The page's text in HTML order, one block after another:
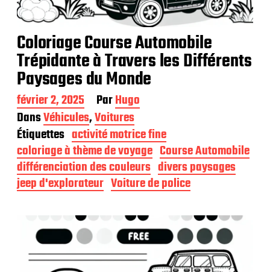
Coloriage Course Automobile
Trépidante à Travers les Différents
Paysages du Monde
D
a
t
e
d
e
p
u
b
février 2, 2025 ParHugo
DansVéhicules,Voitures
Étiquettes activité motrice fine
coloriage à thème de voyage Course Automobile
différenciation des couleurs divers paysages
jeep d'explorateur Voiture de police